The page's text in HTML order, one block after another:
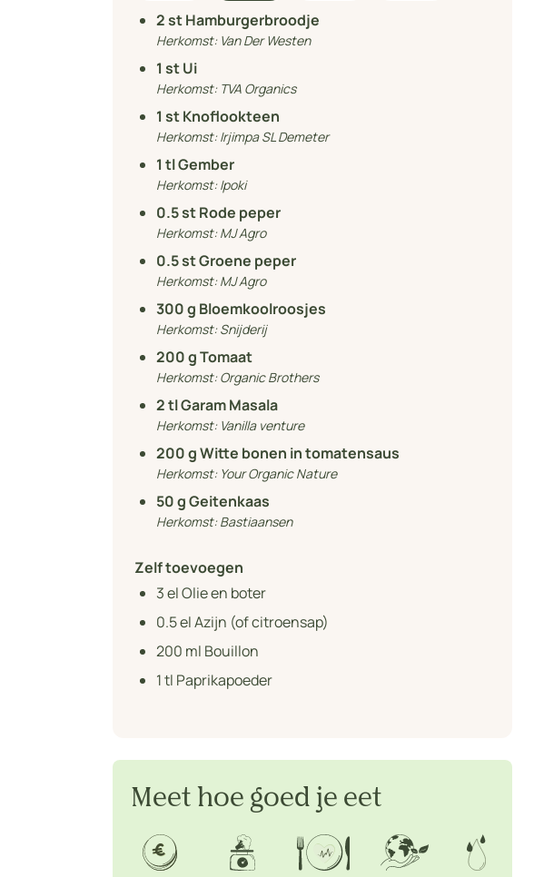
2st Hamburgerbroodje
Herkomst: Van Der Westen
1 st Ui
Herkomst: TVA Organics
1 st Knoflookteen
Herkomst:Irjimpa SL Demeter
1 tl Gember
Herkomst:Ipoki
0.5st Rode peper
Herkomst:MJ Agro
0.5st Groene peper
Herkomst:MJ Agro
300g Bloemkoolroosjes
Herkomst:Snijderij
200g Tomaat
Herkomst:Organic Brothers
2tl Garam Masala
Herkomst: Vanilla venture
200g Witte bonen in tomatensaus
Herkomst: Your Organic Nature
50g Geitenkaas
Herkomst:Bastiaansen
Zelf toevoegen
3el Olie en boter
0.5el Azijn (of citroensap)
200 ml Bouillon
1tl Paprikapoeder
Meet hoe goed je eet